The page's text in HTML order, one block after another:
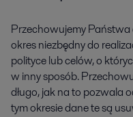
Przechowujemy Państwa
okres niezbędny do
polityce lub celów, o
w inny sposób.
długo, jak na to pozwala
tym okresie dane te są